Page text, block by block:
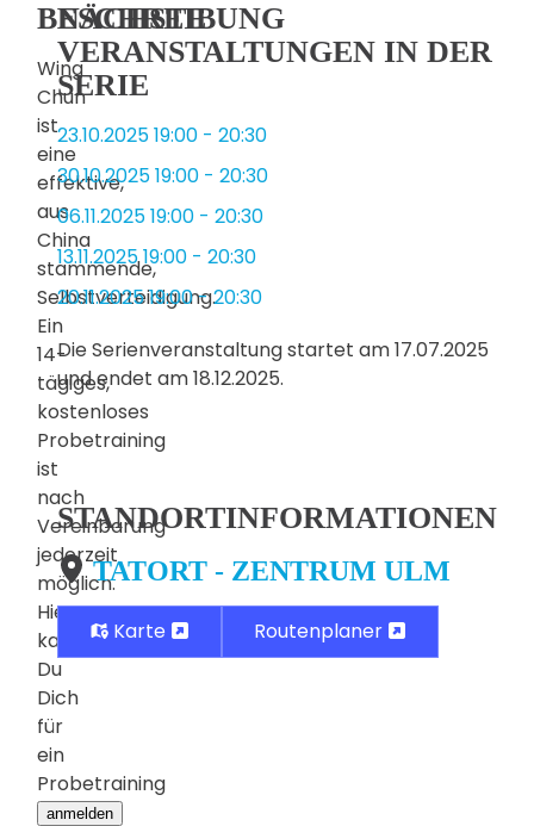
BESCHREIBUNG
Wing
Chun
ist
eine
effektive,
aus
China
stammende,
Selbstverteidigung.
Ein
14-
tägiges,
kostenloses
Probetraining
ist
nach
Vereinbarung
jederzeit
möglich.
Hier
kannst
Du
Dich
für
ein
Probetraining
anmelden
NÄCHSTE
VERANSTALTUNGEN IN DER
SERIE
23.10.202519:00 - 20:30
30.10.202519:00 - 20:30
06.11.202519:00 - 20:30
13.11.202519:00 - 20:30
20.11.202519:00-20:30
Die Serienveranstaltung startet am 17.07.2025
und endet am 18.12.2025.
STANDORTINFORMATIONEN
TATORT - ZENTRUM ULM
Karte Routenplaner